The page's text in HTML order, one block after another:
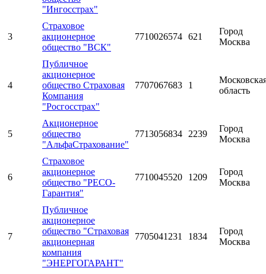
"Ингосстрах"
3
Страховое
акционерное
общество "ВСК"
7710026574 621
Город
Москва
4
Публичное
акционерное
общество Страховая
Компания
"Росгосстрах"
7707067683 1
область
5
Акционерное
общество
"АльфаСтрахование"
7713056834 2239
Город
Москва
6
Страховое
акционерное
общество "РЕСО-
Гарантия"
7710045520 1209
Город
Москва
7
Публичное
акционерное
общество "Страховая
акционерная
компания
"ЭНЕРГОГАРАНТ"
7705041231 1834
Город
Москва